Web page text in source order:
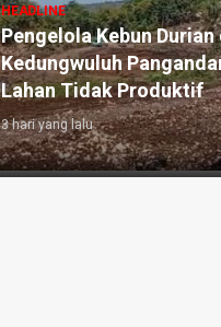
HEADLINE
Pengelola Kebun Durian
Kedungwuluh
Lahan Tidak Produktif ‎
3 hari yang lalu